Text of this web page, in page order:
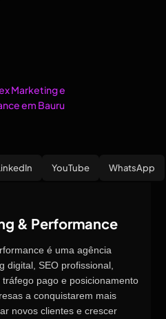
YouTube WhatsApp
& Performance
é uma agência
digital, SEO profissional,
pago e posicionamento
a conquistarem mais
novos clientes e crescer